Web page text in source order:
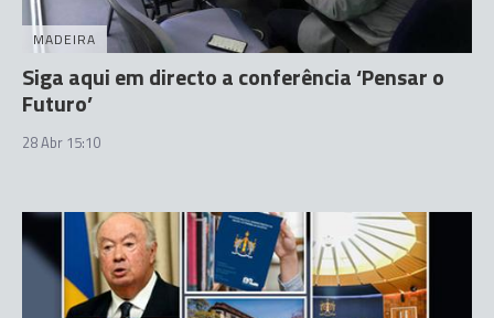
MADEIRA
Siga aqui em directo a conferência ‘Pensar o
Futuro’
28 Abr 15:10